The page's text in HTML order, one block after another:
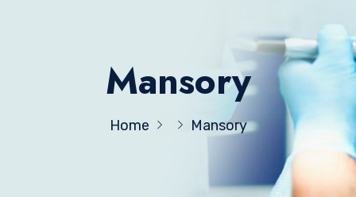
Mansory
Home Mansory